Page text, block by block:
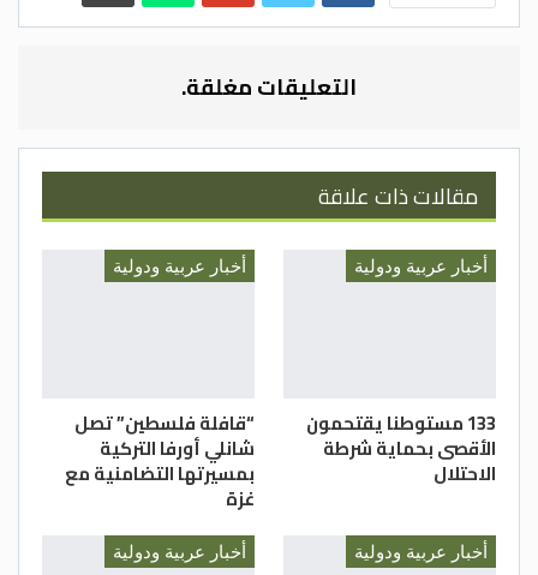
التعليقات مغلقة.
مقالات ذات علاقة
أخبار عربية ودولية
133 مستوطنا يقتحمون
الأقصى بحماية شرطة
الاحتلال
أخبار عربية ودولية
“قافلة فلسطين” تصل
شانلي أورفا التركية
بمسيرتها التضامنية مع
غزة
أخبار عربية ودولية أخبار عربية ودولية